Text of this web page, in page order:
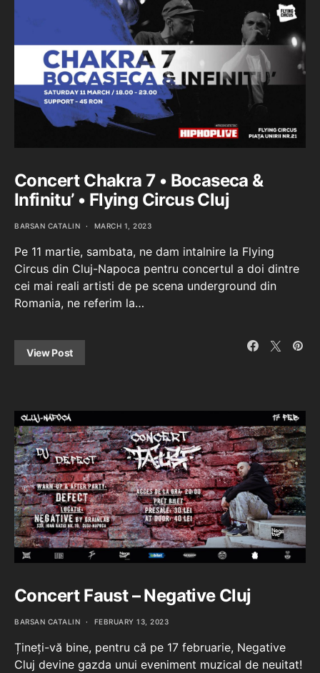
Concert Chakra 7 • Bocaseca &
Infinitu’ • Flying Circus Cluj
BARSAN CATALIN MARCH 1, 2023
Pe 11 martie, sambata, ne dam intalnire la Flying
Circus din Cluj-Napoca pentru concertul a doi dintre
cei mai reali artisti de pe scena underground din
Romania, ne referim la…
View Post
Concert Faust – Negative Cluj
BARSAN CATALIN FEBRUARY 13, 2023
Țineți-vă bine, pentru că pe 17 februarie, Negative
Cluj devine gazda unui eveniment muzical de neuitat!